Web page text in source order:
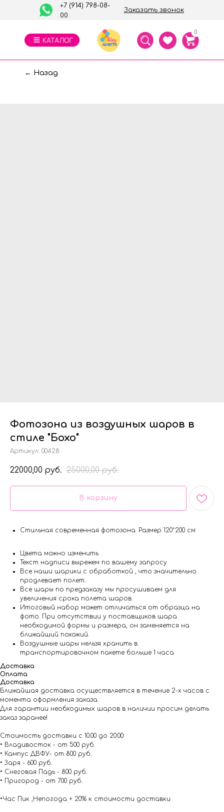
Заказать звонок
+7 (914) 798-08-
00
0
← Назад
Фотозона из воздушных шаров в
стиле "Бохо"
Артикул: 00428
22000,00 руб. 25000,00 руб.
В корзину
Стильная современная фотозона. Размер 120*200 см
Цвета можно изменить
Текст надписи вырежем по вашему запросу
Все наши шарики с обработкой , что значительно
продлевает полет.
Все шары по предзаказу мы просушиваем для
увеличения срока полета шаров.
Итоговый набор может отличаться от образца на
фото. При отсутствии у поставщиков шара
необходимой формы и размера, он заменяется на
ближайший похожий.
Воздушные шары нельзя хранить в
транспортировочном пакете больше 1 часа
Доставка
Оплата
Доставка
Ближайшая доставка осуществляется в течение 2-х часов с
момента оформления заказа.
Для гарантии необходимых шаров в наличии просим делать
заказ заранее!
Стоимость доставки с 10.00 до 20:00:
• Владивосток - от 500 руб.
• Кампус ДВФУ- от 800 руб.
• Заря - 600 руб.
• Снеговая Падь - 800 руб.
• Пригород - от 700 руб.
•Час Пик ,Непогода + 20% к стоимости доставки